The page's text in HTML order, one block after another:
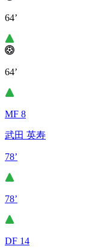
64’
64’
MF 8
武田 英寿
78’
78’
DF 14